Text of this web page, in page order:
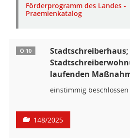
Förderprogramm des Landes -
Praemienkatalog
Ö 10
laufenden
einstimmig beschlossen
148/2025